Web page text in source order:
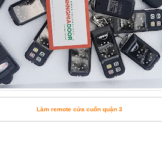
Làm remote cửa cuốn quận 3